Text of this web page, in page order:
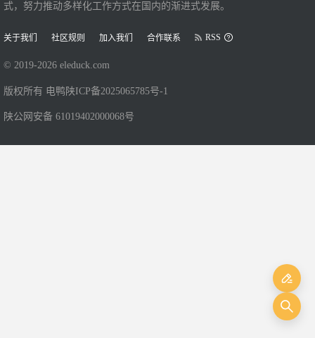
式，努力推动多样化工作方式在国内的渐进式发展。
关于我们 社区规则 加入我们 合作联系 RSS
© 2019-2026 eleduck.com
版权所有 电鸭 陕ICP备2025065785号-1
陕公网安备 61019402000068号